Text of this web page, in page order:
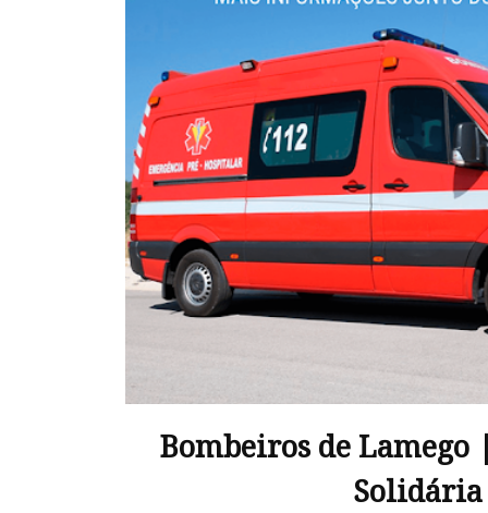
Bombeiros de
Solidária